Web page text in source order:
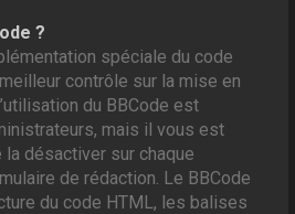
?
spéciale du code
contrôle sur la mise en
du BBCode est
mais il vous est
désactiver sur chaque
de rédaction. Le BBCode
du code HTML, les balises